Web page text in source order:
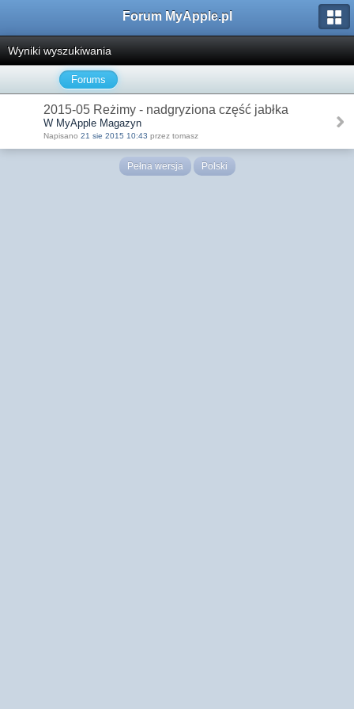
Forum MyApple.pl
Wyniki wyszukiwania
Forums
2015-05 Reżimy - nadgryziona część jabłka
W MyApple Magazyn
Napisano 21 sie 2015 10:43 przez tomasz
Pełna wersja Polski